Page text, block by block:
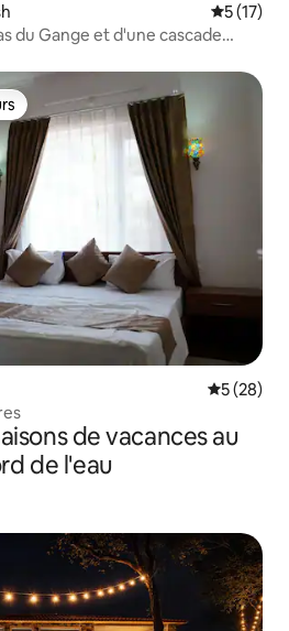
5 (17)
du Gange et d'une cascade
5 (28)
de vacances au
de l'eau